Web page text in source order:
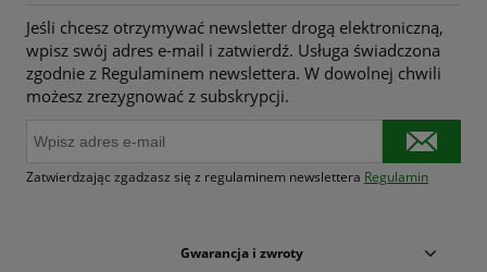
Jeśli chcesz otrzymywać newsletter drogą elektroniczną,
wpisz swój adres e-mail i zatwierdź. Usługa świadczona
zgodnie z Regulaminem newslettera. W dowolnej chwili
możesz zrezygnować z subskrypcji.
Zatwierdzając zgadzasz się z regulaminem newslettera Regulamin
Gwarancja i zwroty